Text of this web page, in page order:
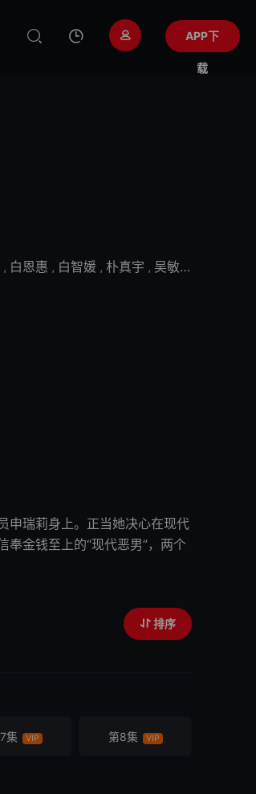
APP下
载
, 白恩惠 , 白智媛 , 朴真宇 , 吴敏爱
申瑞莉身上。正当她决心在现代
奉金钱至上的“现代恶男”，两个
排序
集 VIP 第8集 VIP